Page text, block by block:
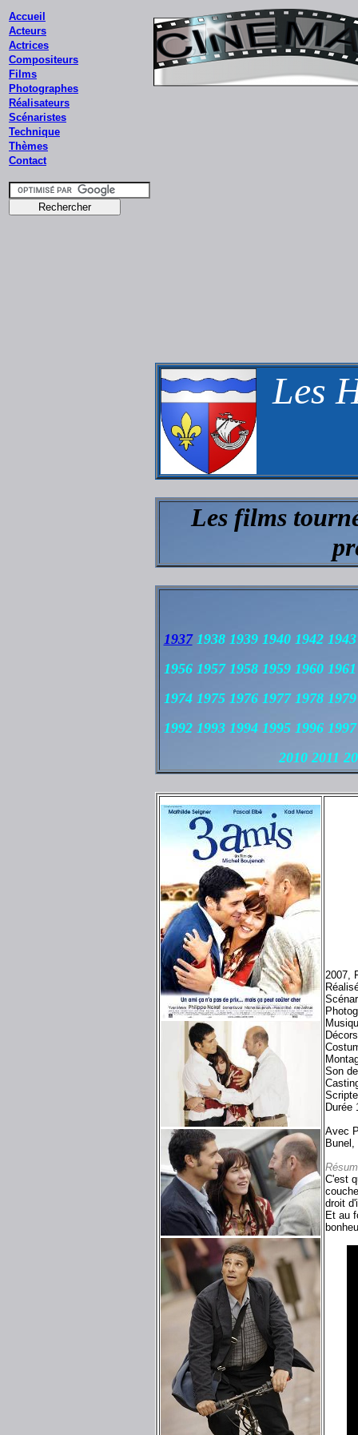
Accueil
Acteurs
Actrices
Compositeurs
Films
Photographes
Réalisateurs
Scénaristes
Technique
Thèmes
Contact
Les
Les films
19371938 1939 1940 1942
1956 1957 1958 1959 1960
1974 1975 1976 1977 1978
1992 1993 1994 1995 1996
2010 2011
2007,
Son
Durée
Avec
C'est
droit
Et au